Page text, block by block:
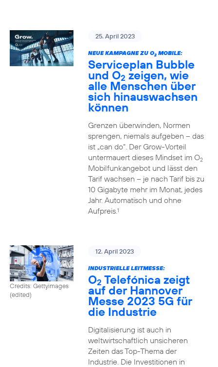
25. April 2023
NEUE KAMPAGNE ZU O2MOBILE:
Serviceplan Bubble
und O2 zeigen, wie
alle Menschen über
sich hinauswachsen
können
Grenzen überwinden, Normen
sprengen, niemals aufgeben – das
ist „can do“. Der Grow-Vorteil
untermauert dieses Mindset im O2
Mobilfunkangebot und lässt den
Tarif wachsen – je nach Tarif bis zu
10 Gigabyte mehr im Monat, jedes
Jahr. Automatisch und ohne
Aufpreis.1
Credits: Gettyimages
(edited)
12. April 2023
INDUSTRIELLE LEITMESSE:
O2 Telefónica zeigt
auf der Hannover
Messe 2023 5G für
die Industrie
Digitalisierung ist auch in
weltwirtschaftlich unsicheren
Zeiten das Top-Thema der
Industrie. Die Investitionen in